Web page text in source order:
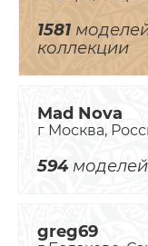
1581
коллекции
Mad Nova
г Москва,
594моделей
greg69